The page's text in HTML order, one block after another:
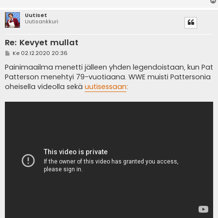
Uutiset
Uutisankkuri
Re: Kevyet mullat
V
e
s
t
i
Ke 02.12.2020 20:36
Painimaailma menetti jälleen yhden legendoistaan, kun Pat
Patterson menehtyi 79-vuotiaana. WWE muisti Pattersonia
oheisella videolla sekä uutisessaan: